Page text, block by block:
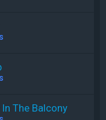
The Balcony